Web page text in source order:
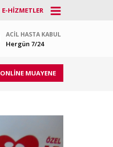
E-HIZMETLER
ACIL HASTA KABUL
Hergün 7/24
ONLİNE MUAYENE